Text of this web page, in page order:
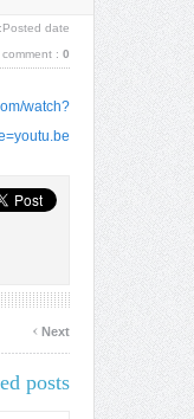
Posted date:
comment : 0
watch?
Next
›
posts